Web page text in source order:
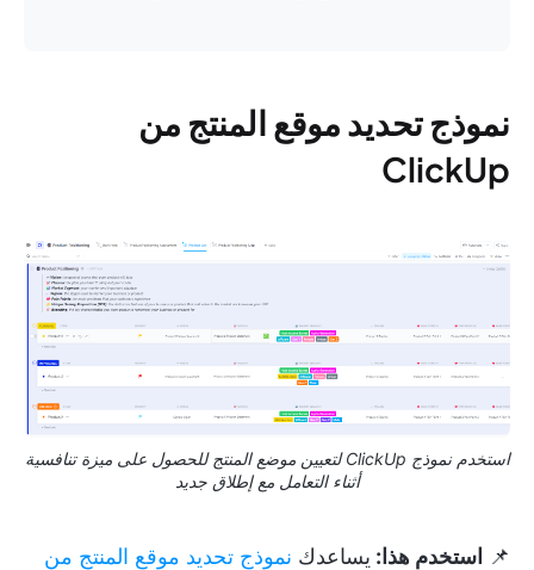
نموذج تحديد موقع المنتج من
ClickUp
استخدم نموذج ClickUp لتعيين موضع المنتج للحصول على ميزة تنافسية
أثناء التعامل مع إطلاق جديد
📌 استخدم هذا: يساعدك نموذج تحديد موقع المنتج من